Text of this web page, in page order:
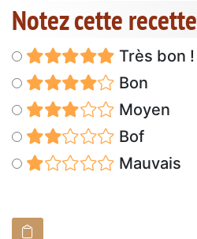
Notez cette recette
Très bon !
Bon
Moyen
Bof
Mauvais